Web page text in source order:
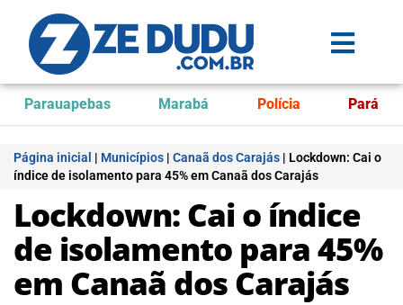
Parauapebas Marabá Polícia Pará
Página inicial | Municípios | Canaã dos Carajás | Lockdown: Cai o
índice de isolamento para 45% em Canaã dos Carajás
Lockdown: Cai o índice
de isolamento para 45%
em Canaã dos Carajás